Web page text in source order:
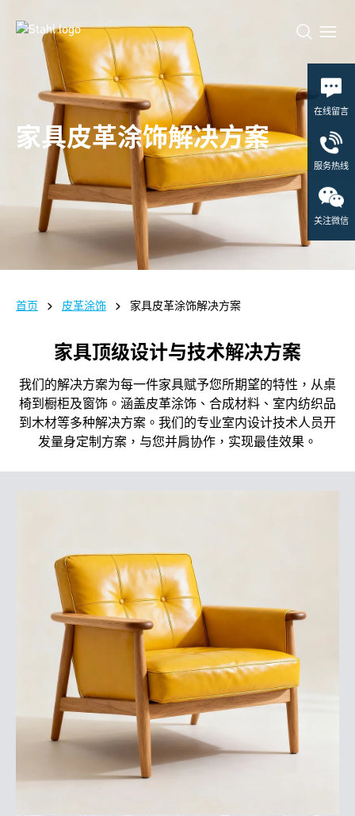
在线留言
服务热线
关注微信
家具皮革涂饰解决方案
首页 皮革涂饰 家具皮革涂饰解决方案
家具顶级设计与技术解决方案
我们的解决方案为每一件家具赋予您所期望的特性，从桌
椅到橱柜及窗饰。涵盖皮革涂饰、合成材料、室内纺织品
到木材等多种解决方案。我们的专业室内设计技术人员开
发量身定制方案，与您并肩协作，实现最佳效果。